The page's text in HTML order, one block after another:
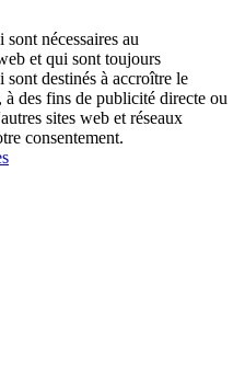
nécessaires au
et qui sont toujours
sont destinés à accroître le
des fins de publicité directe ou
sites web et réseaux
consentement.